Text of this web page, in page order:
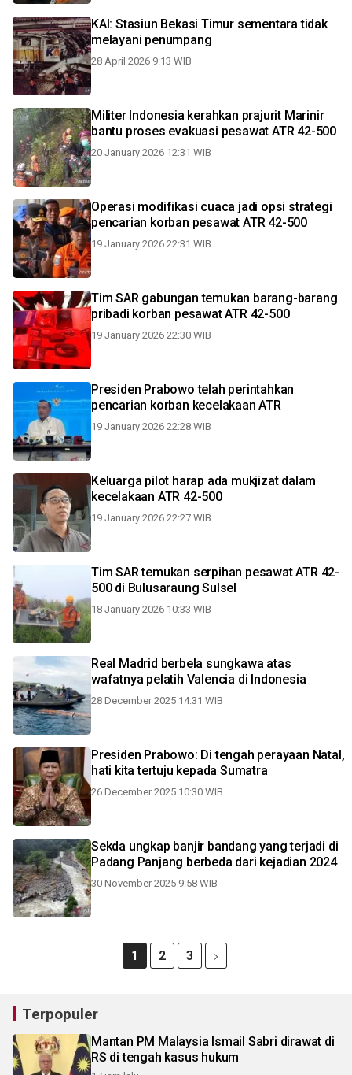
KAI: Stasiun Bekasi Timur sementara tidak
melayani penumpang
28 April 2026 9:13 WIB
Militer Indonesia kerahkan prajurit Marinir
bantu proses evakuasi pesawat ATR 42-500
20 January 2026 12:31 WIB
Operasi modifikasi cuaca jadi opsi strategi
pencarian korban pesawat ATR 42-500
19 January 2026 22:31 WIB
Tim SAR gabungan temukan barang-barang
pribadi korban pesawat ATR 42-500
19 January 2026 22:30 WIB
Presiden Prabowo telah perintahkan
pencarian korban kecelakaan ATR
19 January 2026 22:28 WIB
Keluarga pilot harap ada mukjizat dalam
kecelakaan ATR 42-500
19 January 2026 22:27 WIB
Tim SAR temukan serpihan pesawat ATR 42-
500 di Bulusaraung Sulsel
18 January 2026 10:33 WIB
Real Madrid berbela sungkawa atas
wafatnya pelatih Valencia di Indonesia
28 December 2025 14:31 WIB
Presiden Prabowo: Di tengah perayaan Natal,
hati kita tertuju kepada Sumatra
26 December 2025 10:30 WIB
Sekda ungkap banjir bandang yang terjadi di
Padang Panjang berbeda dari kejadian 2024
30 November 2025 9:58 WIB
1 2 3
Terpopuler
Mantan PM Malaysia Ismail Sabri dirawat di
RS di tengah kasus hukum